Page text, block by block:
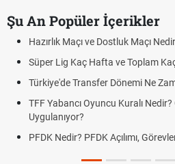
Şu An Popüler İçerikler
Hazırlık Maçı ve Dostluk Maçı
Süper Lig Kaç Hafta ve Toplam
Türkiye'de Transfer Dönemi Ne
TFF Yabancı Oyuncu Kuralı
Uygulanıyor?
PFDK Nedir? PFDK Açılımı,